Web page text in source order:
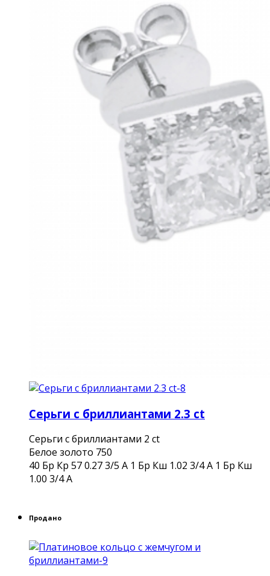
Серьги с бриллиантами 2.3 ct
Серьги с бриллиантами 2 ct
Белое золото 750
40 Бр Кр 57 0.27 3/5 А 1 Бр Кш 1.02 3/4 А 1 Бр Кш
1.00 3/4 А
Продано